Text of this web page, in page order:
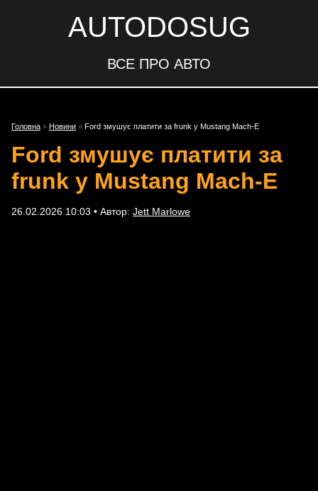
AUTODOSUG
ВСЕ ПРО АВТО
Головна » Новини » Ford змушує платити за frunk у Mustang Mach-E
Ford змушує платити за
frunk у Mustang Mach-E
26.02.2026 10:03 • Автор: Jett Marlowe